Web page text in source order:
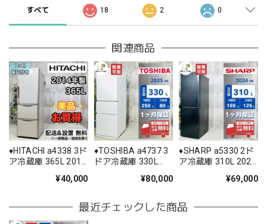
すべて 18 2 0
関連商品
♦️HITACHI a4338 3ド
ア冷蔵庫 365L 2014
¥40,000
♦️TOSHIBA a4737 3
ドア冷蔵庫 330L
¥80,000
♦️SHARP a5330 2ド
ア冷蔵庫 310L 2024
¥69,000
最近チェックした商品